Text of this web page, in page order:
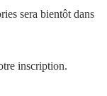
sera bientôt dans
inscription.